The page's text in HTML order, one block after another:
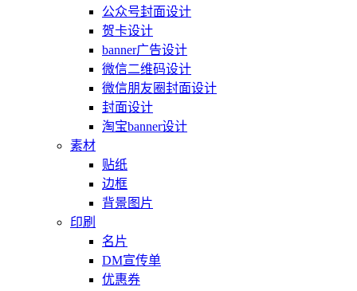
公众号封面设计
贺卡设计
banner广告设计
微信二维码设计
微信朋友圈封面设计
封面设计
淘宝banner设计
素材
贴纸
边框
背景图片
印刷
名片
DM宣传单
优惠券